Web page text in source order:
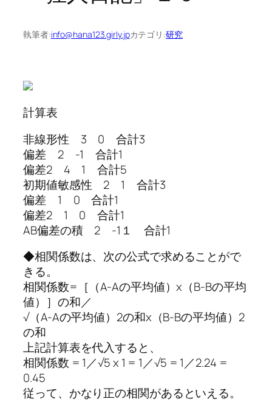
執筆者:info@hana123.girly.jpカテゴリ:研究
計算表
非線形性 3 0 合計3
偏差 2 -1 合計1
偏差2 4 1 合計5
初期値敏感性 2 1 合計3
偏差 1 0 合計1
偏差2 1 0 合計1
AB偏差の積 2 -1１ 合計1
◆相関係数は、次の公式で求めることがで
きる。
相関係数=［（A-Aの平均値）x（B-Bの平均
値）］の和／
√（A-Aの平均値）2の和x（B-Bの平均値）2
の和
上記計算表を代入すると、
相関係数 = 1／√5 x 1 = 1／√5 = 1／2.24 =
0.45
従って、かなり正の相関があるといえる。